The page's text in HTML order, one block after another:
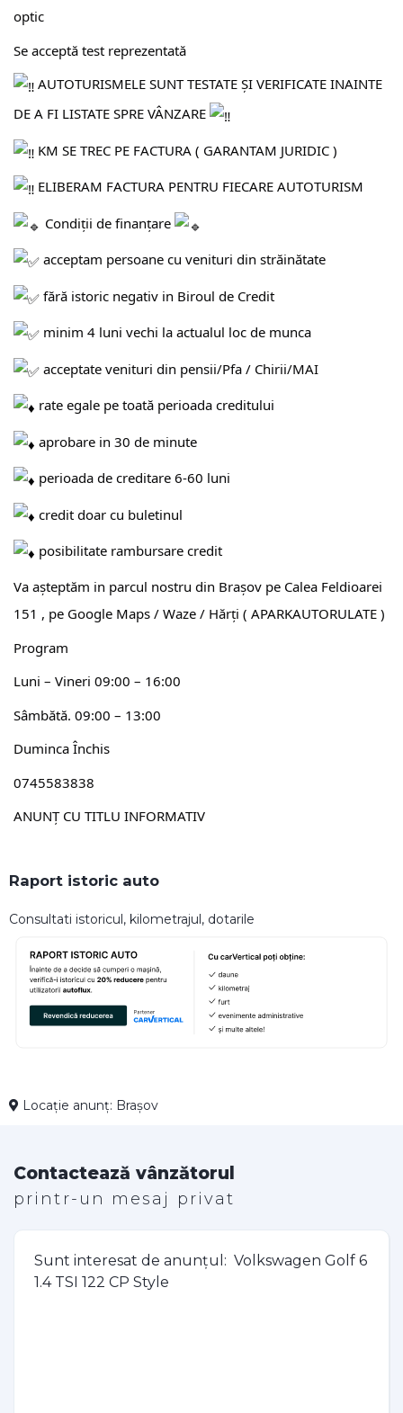
optic
Se acceptă test reprezentată
AUTOTURISMELE SUNT TESTATE ȘI VERIFICATE INAINTE
DE A FI LISTATE SPRE VÂNZARE
KM SE TREC PE FACTURA ( GARANTAM JURIDIC )
ELIBERAM FACTURA PENTRU FIECARE AUTOTURISM
Condiții de finanțare
acceptam persoane cu venituri din străinătate
fără istoric negativ in Biroul de Credit
minim 4 luni vechi la actualul loc de munca
acceptate venituri din pensii/Pfa / Chirii/MAI
rate egale pe toată perioada creditului
aprobare in 30 de minute
perioada de creditare 6-60 luni
credit doar cu buletinul
posibilitate rambursare credit
Va așteptăm in parcul nostru din Brașov pe Calea Feldioarei
151 , pe Google Maps / Waze / Hărți ( APARKAUTORULATE )
Program
Luni – Vineri 09:00 – 16:00
Sâmbătă. 09:00 – 13:00
Duminca Închis
0745583838
ANUNȚ CU TITLU INFORMATIV
Raport istoric auto
Consultati istoricul, kilometrajul, dotarile
Locație anunț: Brașov
Contactează vânzătorul
printr-un mesaj privat